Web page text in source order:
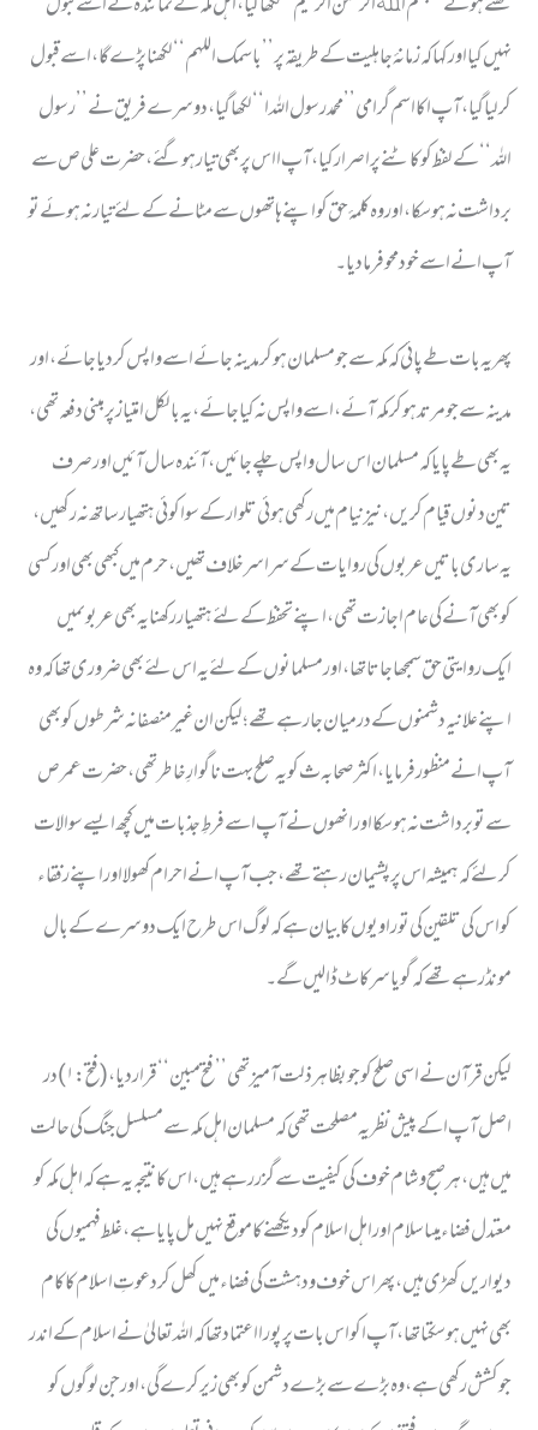
نہیں کیا اور کہا کہ زمانۂ جاہلیت کے طریقہ پر ’’ باسمک اللہم‘‘ لکھنا پڑے گا ، اسے قبول
کر لیا گیا ، آپ اکا اسم گرامی ’’ محمد رسول اللہ ا ‘‘ لکھا گیا ، دوسرے فریق نے ’’ رسول
اللہ ‘‘ کے لفظ کو کاٹنے پر اصرار کیا ، آپ ا اس پر بھی تیار ہوگئے ، حضرت علی ص سے
برداشت نہ ہو سکا ، اور وہ کلمۂ حق کو اپنے ہاتھوں سے مٹانے کے لئے تیار نہ ہوئے تو
آپ ا نے اسے خود محو فرمادیا ۔
پھر یہ بات طے پائی کہ مکہ سے جو مسلمان ہو کر مدینہ جائے اسے واپس کردیا جائے ، اور
مدینہ سے جو مرتد ہو کر مکہ آئے ، اسے واپس نہ کیا جائے ، یہ بالکل امتیاز پر مبنی دفعہ تھی ،
یہ بھی طے پایا کہ مسلمان اس سال واپس چلے جائیں ، آئندہ سال آئیں اور صرف
تین دنوں قیام کریں ، نیز نیام میں رکھی ہوئی تلوار کے سوا کوئی ہتھیار ساتھ نہ رکھیں ،
یہ ساری باتیں عربوں کی روایات کے سراسر خلاف تھیں ، حرم میں کبھی بھی اور کسی
کو بھی آنے کی عام اجازت تھی ، اپنے تحفظ کے لئے ہتھیار رکھنا یہ بھی عربوںمیں
ایک روایتی حق سمجھا جاتا تھا، اور مسلمانوں کے لئے یہ اس لئے بھی ضروری تھا کہ وہ
اپنے علانیہ دشمنوں کے درمیان جارہے تھے ؛ لیکن ان غیر منصفانہ شرطوں کو بھی
آپ ا نے منظور فرمایا ، اکثر صحابہ ث کو یہ صلح بہت ناگوارِ خاطر تھی ، حضرت عمر ص
سے تو برداشت نہ ہو سکا اور انھوں نے آپ ا سے فرطِ جذبات میں کچھ ایسے سوالات
کر لئے کہ ہمیشہ اس پر پشیمان رہتے تھے ، جب آپ ا نے احرام کھولا اور اپنے رفقاء
کو اس کی تلقین کی تو راویوں کا بیان ہے کہ لوگ اس طرح ایک دوسرے کے بال
مونڈ رہے تھے کہ گویا سرکاٹ ڈالیں گے ۔
لیکن قرآن نے اسی صلح کو جو بظاہر ذلت آمیز تھی ’’ فتح مبین ‘‘ قرار دیا ، ( فتح : ۱ ) در
اصل آپ ا کے پیش نظر یہ مصلحت تھی کہ مسلمان اہل مکہ سے مسلسل جنگ کی حالت
میں ہیں ، ہر صبح وشام خوف کی کیفیت سے گزر رہے ہیں ، اس کا نتیجہ یہ ہے کہ اہل مکہ کو
معتدل فضاء میںاسلام اوراہل اسلام کو دیکھنے کا موقع نہیں مل پایا ہے ، غلط فہمیوں کی
دیواریں کھڑی ہیں ، پھر اس خوف و دہشت کی فضاء میں کھل کر دعوتِ اسلام کا کام
بھی نہیں ہو سکتا تھا ، آپ ا کو اس بات پر پورا اعتماد تھا کہ اللہ تعالیٰ نے اسلام کے اندر
جو کشش رکھی ہے ، وہ بڑے سے بڑے دشمن کو بھی زیر کرے گی ، اور جن لوگوں کو